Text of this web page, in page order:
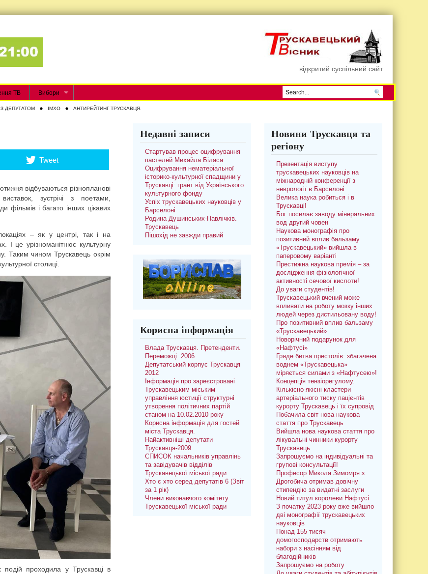
відкритий суспільний сайт
ТВ Вибори
З ДЕПУТАТОМ IMXO АНТИРЕЙТИНГ ТРУСКАВЦЯ.
Tweet
відбуваються різнопланові
виставок, зустрічі з поетами,
фільмів і багато інших цікавих
– як у центрі, так і на
І це урізноманітнює культурну
Таким чином Трускавець окрім
столиці.
проходила у Трускавці в
Недавні записи
Стартував процес оцифрування
пастелей Михайла Біласа
Оцифрування нематеріальної
історико-культурної спадщини у
Трускавці: грант від Українського
культурного фонду
Успіх трускавецьких науковців у
Барселоні
Родина Душинських-Павлічків.
Трускавець
Пішохід не завжди правий
Корисна інформація
Влада Трускавця. Претенденти.
Переможці. 2006
Депутатський корпус Трускавця
2012
Інформація про зареєстровані
Трускавецьким міським
управління юстиції структурні
утворення політичних партій
станом на 10.02.2010 року
Корисна інформація для гостей
міста Трускавця.
Найактивніші депутати
Трускавця-2009
СПИСОК начальників управлінь
та завідувачів відділів
Трускавецької міської ради
Хто є хто серед депутатів 6 (Звіт
за 1 рік)
Члени виконавчого комітету
Трускавецької міської ради
Новини Трускавця та
регіону
Презентація виступу
трускавецьких науковців на
міжнародній конференції з
неврології в Барселоні
Велика наука робиться і в
Трускавці!
Бог посилає заводу мінеральних
вод другий човен
Наукова монографія про
позитивний вплив бальзаму
«Трускавецький» вийшла в
паперовому варіанті
Престижна наукова премія – за
дослідження фізіологічної
активності сечової кислоти!
До уваги студентів!
Трускавецький вчений може
впливати на роботу мозку інших
людей через дистильовану воду!
Про позитивний вплив бальзаму
«Трускавецький»
Новорічний подарунок для
«Нафтусі»
Гряде битва престолів: збагачена
воднем «Трускавецька»
міряється силами з «Нафтусею»!
Концепція тензіорегулому.
Кількісно-якісні кластери
артеріального тиску пацієнтів
курорту Трускавець і їх супровід
Побачила світ нова наукова
стаття про Трускавець
Вийшла нова наукова стаття про
лікувальні чинники курорту
Трускавець
Запрошуємо на індивідуальні та
групові консультації!
Професор Микола Зимомря з
Дрогобича отримав довічну
стипендію за видатні заслуги
Новий титул королеви Нафтусі
З початку 2023 року вже вийшло
дві монографії трускавецьких
науковців
Понад 155 тисяч
домогосподарств отримають
набори з насінням від
благодійників
Запрошуємо на роботу